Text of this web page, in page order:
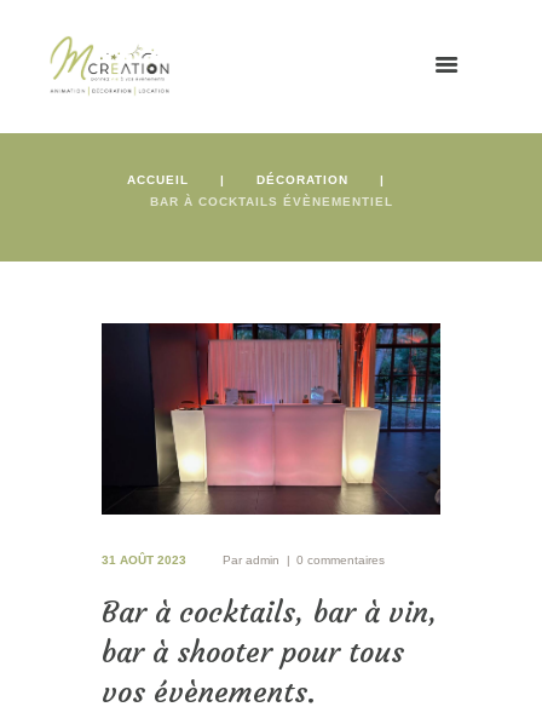
ACCUEIL
DÉCORATION
BAR À COCKTAILS ÉVÈNEMENTIEL
31 AOÛT 2023 Paradmin 0 commentaires
Bar à cocktails, bar à vin,
bar à shooter pour tous
vos évènements.